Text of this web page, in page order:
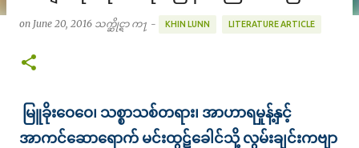
on June 20, 2016 သက္ဆိုင္ရာ က႑ - KHIN LUNN LITERATURE ARTICLE
မြူခိုးဝေဝေ၊ သစ္စာသစ်တရား၊ အာဟာရမှုန့်နှင့်
အာကင်ဆောရောက် မင်းထွဋ်ခေါင်သို့ လွမ်းချင်းကဗျာ